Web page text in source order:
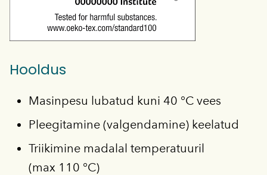
Hooldus
Masinpesu lubatud kuni 40 °C vees
Pleegitamine (valgendamine) keelatud
Triikimine madalal temperatuuril
(max 110 °C)